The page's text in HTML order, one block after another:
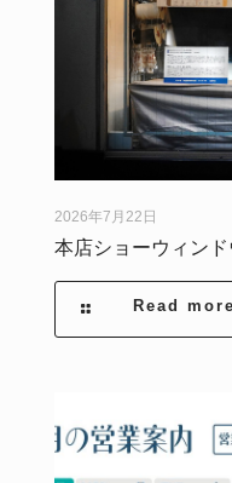
2026年7月22日
本店ショーウィン
Read more